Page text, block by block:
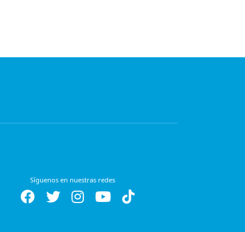
Síguenos en nuestras redes